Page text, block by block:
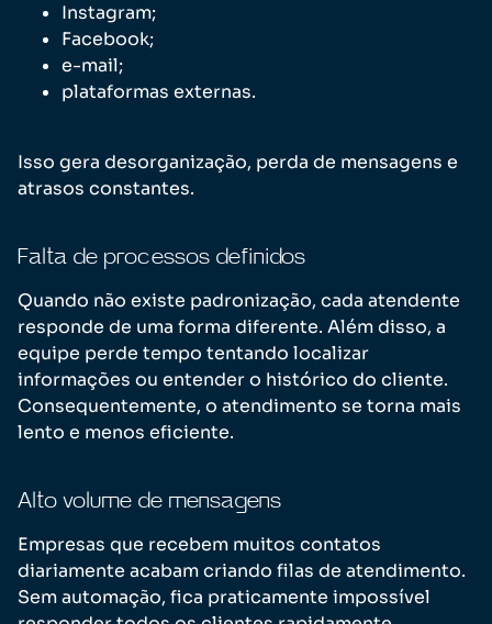
Instagram;
Facebook;
e-mail;
plataformas externas.
Isso gera desorganização, perda de mensagens e
atrasos constantes.
Falta de processos definidos
Quando não existe padronização, cada atendente
responde de uma forma diferente. Além disso, a
equipe perde tempo tentando localizar
informações ou entender o histórico do cliente.
Consequentemente, o atendimento se torna mais
lento e menos eficiente.
Alto volume de mensagens
Empresas que recebem muitos contatos
diariamente acabam criando filas de atendimento.
Sem automação, fica praticamente impossível